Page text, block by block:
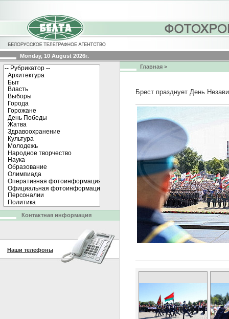
Monday, 10 August 2026г.
Главная >
Брест празднует День
Контактная информация
Наши телефоны